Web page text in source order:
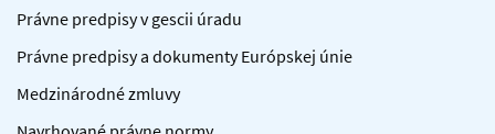
Právne predpisy v gescii úradu
Právne predpisy a dokumenty Európskej únie
Medzinárodné zmluvy